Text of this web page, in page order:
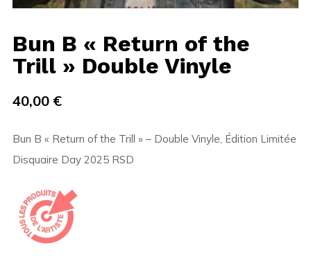
Bun B « Return of the
Trill » Double Vinyle
40,00 €
Bun B « Return of the Trill » – Double Vinyle, Édition Limitée
Disquaire Day 2025 RSD